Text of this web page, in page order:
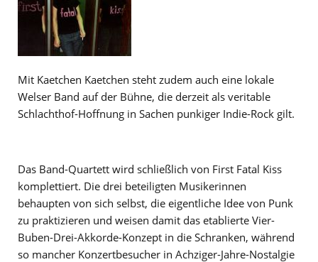
Mit Kaetchen Kaetchen steht zudem auch eine lokale
Welser Band auf der Bühne, die derzeit als veritable
Schlachthof-Hoffnung in Sachen punkiger Indie-Rock gilt.
Das Band-Quartett wird schließlich von First Fatal Kiss
komplettiert. Die drei beteiligten Musikerinnen
behaupten von sich selbst, die eigentliche Idee von Punk
zu praktizieren und weisen damit das etablierte Vier-
Buben-Drei-Akkorde-Konzept in die Schranken, während
so mancher Konzertbesucher in Achziger-Jahre-Nostalgie